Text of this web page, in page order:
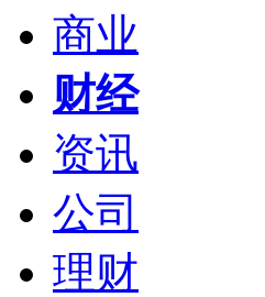
商业
财经
资讯
公司
理财